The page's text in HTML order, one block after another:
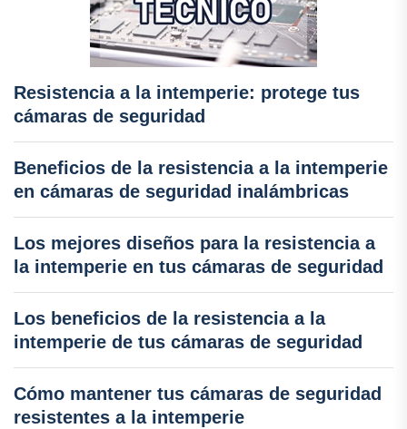
Resistencia a la intemperie: protege tus
cámaras de seguridad
Beneficios de la resistencia a la intemperie
en cámaras de seguridad inalámbricas
Los mejores diseños para la resistencia a
la intemperie en tus cámaras de seguridad
Los beneficios de la resistencia a la
intemperie de tus cámaras de seguridad
Cómo mantener tus cámaras de seguridad
resistentes a la intemperie